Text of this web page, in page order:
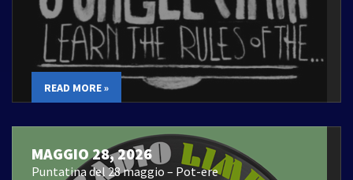
READ MORE »
MAGGIO 28, 2026
Puntatina del 28 maggio – Pot-ere